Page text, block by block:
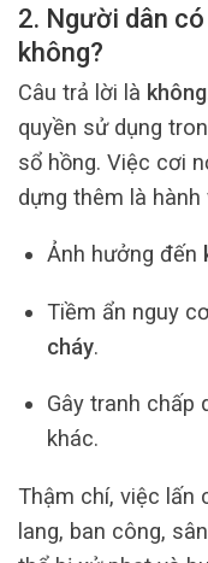
2. Người dân
không?
Câu trả lời là không
quyền sử dụng
sổ hồng. Việc cơi
dựng thêm là hành
Ảnh hưởng đến
Tiềm ẩn nguy
cháy.
Gây tranh chấp
khác.
Thậm chí, việc lấn
lang, ban công,